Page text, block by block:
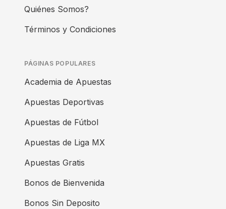
Quiénes Somos?
Términos y Condiciones
PÁGINAS POPULARES
Academia de Apuestas
Apuestas Deportivas
Apuestas de Fútbol
Apuestas de Liga MX
Apuestas Gratis
Bonos de Bienvenida
Bonos Sin Deposito